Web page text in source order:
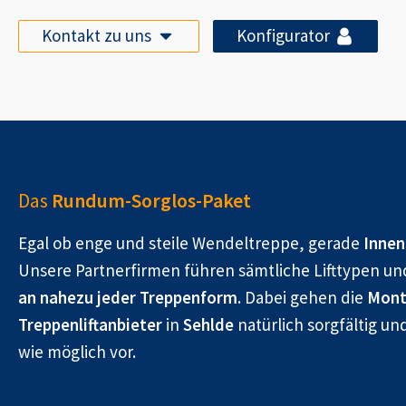
Kontakt zu uns Konfigurator
Das Rundum-Sorglos-Paket
Egal ob enge und steile Wendeltreppe, gerade
Unsere Partnerfirmen führen sämtliche Lifttypen
an nahezu jeder Treppenform. Dabei gehen die
Treppenliftanbieter in Sehlde natürlich sorgfältig
wie möglich vor.